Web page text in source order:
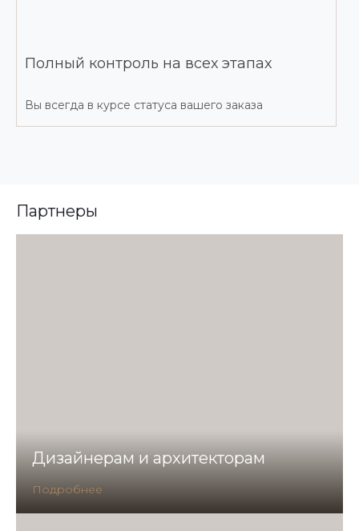
Полный контроль на всех этапах
Вы всегда в курсе статуса вашего заказа
Партнеры
Дизайнерам и архитекторам
Подробнее